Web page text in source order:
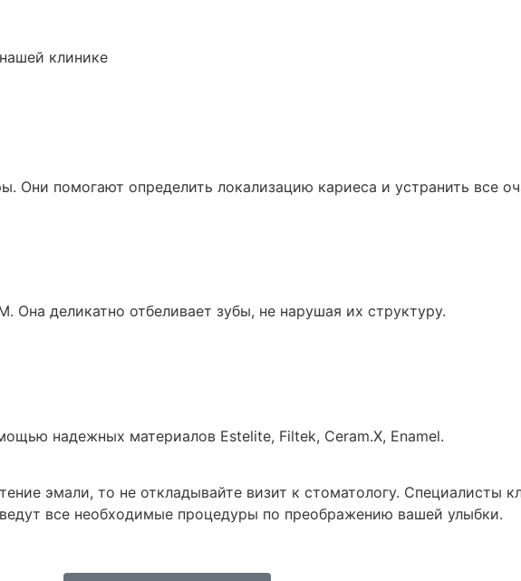
клинике
Они помогают определить локализацию кариеса и устранить все
Она деликатно отбеливает зубы, не нарушая их структуру.
надежных материалов Estelite, Filtek, Ceram.X, Enamel.
эмали, то не откладывайте визит к стоматологу. Специалисты
все необходимые процедуры по преображению вашей улыбки.